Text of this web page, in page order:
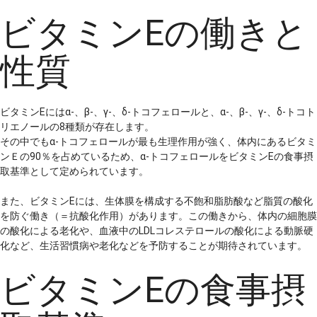
ビタミンEの働きと
性質
ビタミンEにはα-、β-、γ-、δ-トコフェロールと、α-、β-、γ-、δ-トコト
リエノールの8種類が存在します。
その中でもα-トコフェロールが最も生理作用が強く、体内にあるビタミ
ンＥの90％を占めているため、α-トコフェロールをビタミンEの食事摂
取基準として定められています。
また、ビタミンEには、生体膜を構成する不飽和脂肪酸など脂質の酸化
を防ぐ働き（＝抗酸化作用）があります。この働きから、体内の細胞膜
の酸化による老化や、血液中のLDLコレステロールの酸化による動脈硬
化など、生活習慣病や老化などを予防することが期待されています。
ビタミンEの食事摂